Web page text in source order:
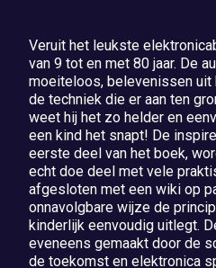
Veruit het leukste
van 9 tot en met 80 jaar. De
moeiteloos, belevenissen uit
de techniek die er aan ten
weet hij het zo helder en
een kind het snapt! De
eerste deel van het boek,
echt doe deel met vele
afgesloten met een wiki op
onnavolgbare wijze de
kinderlijk eenvoudig uitlegt.
eveneens gemaakt door de
de toekomst en elektronica